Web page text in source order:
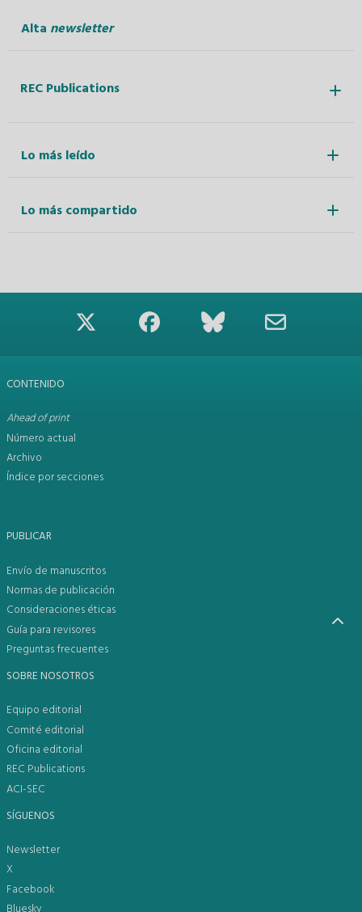
Alta newsletter
REC Publications
Lo más leído
Lo más compartido
CONTENIDO
Ahead of print
Número actual
Archivo
Índice por secciones
PUBLICAR
Envío de manuscritos
Normas de publicación
Consideraciones éticas
Guía para revisores
Preguntas frecuentes
SOBRE NOSOTROS
Equipo editorial
Comité editorial
Oficina editorial
REC Publications
ACI-SEC
SÍGUENOS
Newsletter
X
Facebook